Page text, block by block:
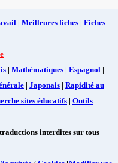
| Meilleures fiches | Fiches
| Mathématiques | Espagnol |
| Japonais | Rapidité au
sites éducatifs | Outils
interdites sur tous